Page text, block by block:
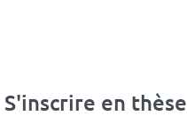
S'inscrire en thèse